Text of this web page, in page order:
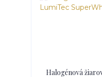
Halogénová